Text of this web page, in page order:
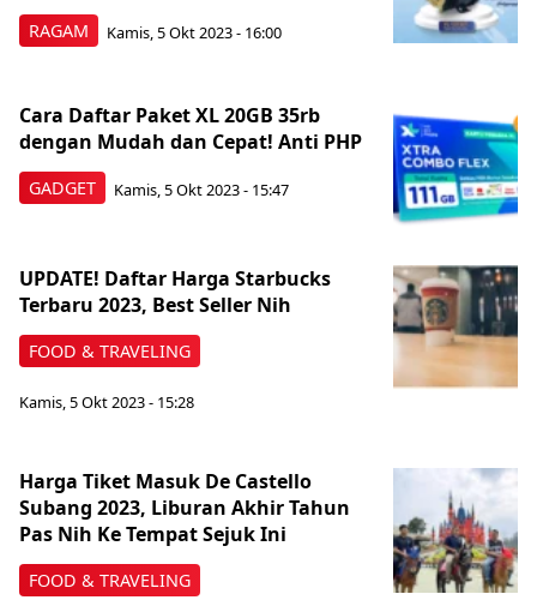
RAGAM Kamis, 5 Okt 2023 - 16:00
GADGET
Cara Daftar Paket XL 20GB 35rb
dengan Mudah dan Cepat! Anti PHP
Kamis, 5 Okt 2023 - 15:47
FOOD & TRAVELING
UPDATE! Daftar Harga Starbucks
Terbaru 2023, Best Seller Nih
Kamis, 5 Okt 2023 - 15:28
FOOD & TRAVELING
Harga Tiket Masuk De Castello
Subang 2023, Liburan Akhir Tahun
Pas Nih Ke Tempat Sejuk Ini